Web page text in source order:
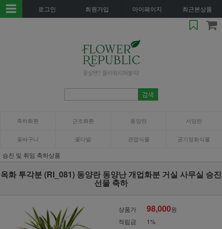
로그인 회원가입 마이페이지 최근본상품
축하화환 근조화환 동양란 서양란
꽃바구니 꽃다발 관엽식물 공기정화식물
승진 및 취임 축하상품
옥화 투각분 (RI_081) 동양란 동양난 개업화분 거실 사무실 승진
선물 축하
상품가 98,000원
적립금
1%